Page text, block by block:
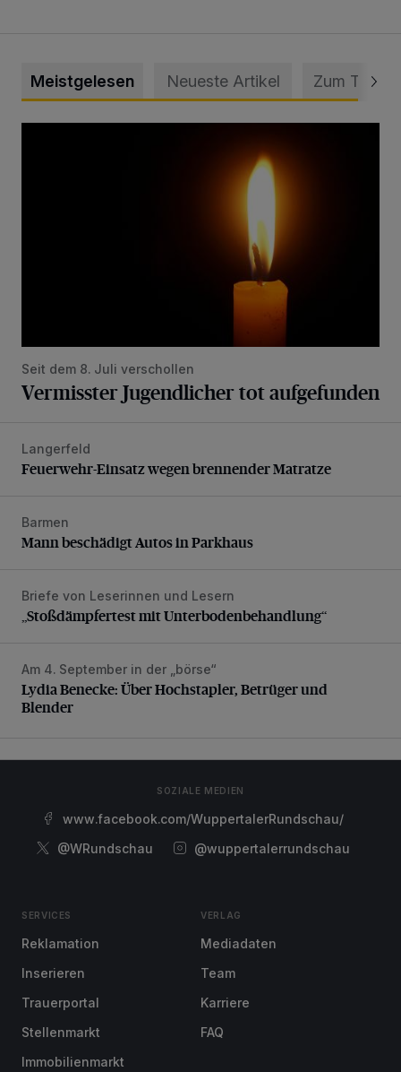
Meistgelesen Neueste Artikel Zum Thema
Seit dem 8. Juli verschollen
Vermisster Jugendlicher tot aufgefunden
Feuerwehr-Einsatz wegen brennender Matratze
Langerfeld
Feuerwehr-Einsatz wegen brennender Matratze
Mann beschädigt Autos in Parkhaus
Barmen
Mann beschädigt Autos in Parkhaus
„Stoßdämpfertest mit Unterbodenbehandlung“
Briefe von Leserinnen und Lesern
„Stoßdämpfertest mit Unterbodenbehandlung“
Lydia Benecke: Über Hochstapler, Betrüger und Blender
Am 4. September in der „börse“
Lydia Benecke: Über Hochstapler, Betrüger und
Blender
SOZIALE MEDIEN
www.facebook.com/WuppertalerRundschau/
@WRundschau
@wuppertalerrundschau
SERVICES
Reklamation
Inserieren
Trauerportal
Stellenmarkt
Immobilienmarkt
VERLAG
Mediadaten
Team
Karriere
FAQ